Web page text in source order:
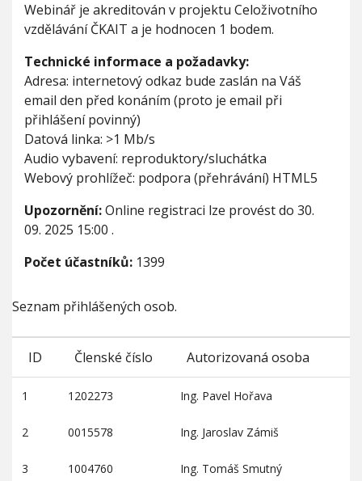
Webinář je akreditován v projektu Celoživotního
vzdělávání ČKAIT a je hodnocen 1 bodem.
Technické informace a požadavky:
Adresa: internetový odkaz bude zaslán na Váš
email den před konáním (proto je email při
přihlášení povinný)
Datová linka: >1 Mb/s
Audio vybavení: reproduktory/sluchátka
Webový prohlížeč: podpora (přehrávání) HTML5
Upozornění:Online registraci lze provést do 30.
09. 2025 15:00 .
Počet účastníků: 1399
Seznam přihlášených osob.
ID Členské číslo Autorizovaná osoba
1 1202273 Ing. Pavel Hořava
2 0015578 Ing. Jaroslav Zámiš
3 1004760 Ing. Tomáš Smutný